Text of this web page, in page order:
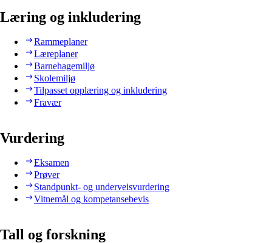
Læring og inkludering
Rammeplaner
Læreplaner
Barnehagemiljø
Skolemiljø
Tilpasset opplæring og inkludering
Fravær
Vurdering
Eksamen
Prøver
Standpunkt- og underveisvurdering
Vitnemål og kompetansebevis
Tall og forskning